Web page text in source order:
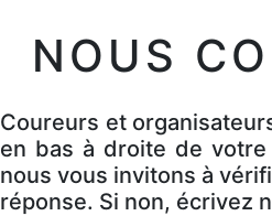
NOUS
Coureurs et
en bas à droite de
nous vous invitons à
réponse. Si non, écrivez